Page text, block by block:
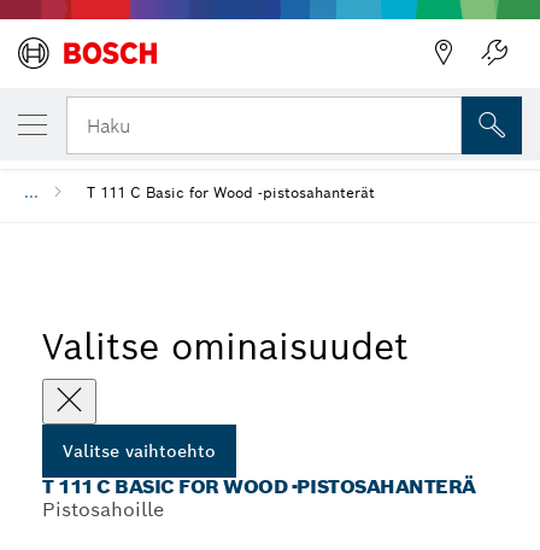
Haku
... T 111 C Basic for Wood ‑pistosahanterät
Valitse ominaisuudet
Valitse vaihtoehto
T 111 C BASIC FOR WOOD ‑PISTOSAHANTERÄ
Pistosahoille
VALITSEMASI VAIHTOEHTO
T 111 C Basic for Wood ‑pistosahanterä